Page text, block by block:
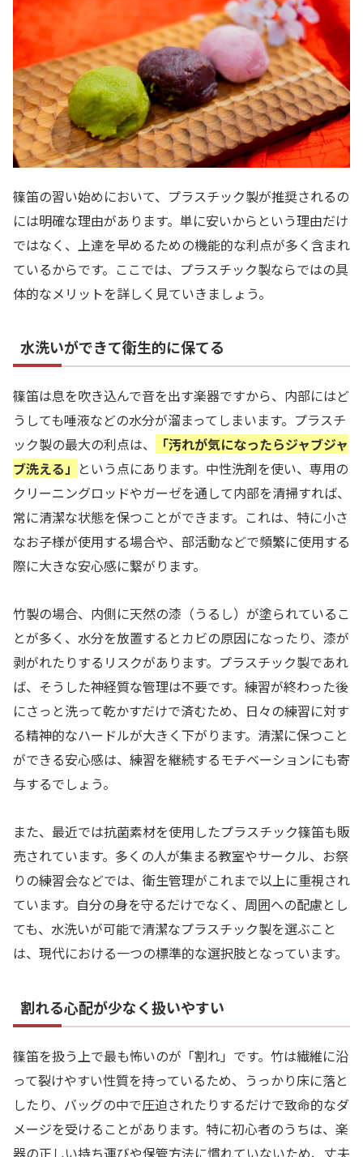
篠笛の習い始めにおいて、プラスチック製が推奨されるの
には明確な理由があります。単に安いからという理由だけ
ではなく、上達を早めるための機能的な利点が多く含まれ
ているからです。ここでは、プラスチック製ならではの具
体的なメリットを詳しく見ていきましょう。
水洗いができて衛生的に保てる
篠笛は息を吹き込んで音を出す楽器ですから、内部にはど
うしても唾液などの水分が溜まってしまいます。プラスチ
ック製の最大の利点は、
「汚れが気になったらジャブジャ
ブ洗える」 という点にあります。中性洗剤を使い、専用の
クリーニングロッドやガーゼを通して内部を清掃すれば、
常に清潔な状態を保つことができます。これは、特に小さ
なお子様が使用する場合や、部活動などで頻繁に使用する
際に大きな安心感に繋がります。
竹製の場合、内側に天然の漆（うるし）が塗られているこ
とが多く、水分を放置するとカビの原因になったり、漆が
剥がれたりするリスクがあります。プラスチック製であれ
ば、そうした神経質な管理は不要です。練習が終わった後
にさっと洗って乾かすだけで済むため、日々の練習に対す
る精神的なハードルが大きく下がります。清潔に保つこと
ができる安心感は、練習を継続するモチベーションにも寄
与するでしょう。
また、最近では抗菌素材を使用したプラスチック篠笛も販
売されています。多くの人が集まる教室やサークル、お祭
りの練習会などでは、衛生管理がこれまで以上に重視され
ています。自分の身を守るだけでなく、周囲への配慮とし
ても、水洗いが可能で清潔なプラスチック製を選ぶこと
は、現代における一つの標準的な選択肢となっています。
割れる心配が少なく扱いやすい
篠笛を扱う上で最も怖いのが「割れ」です。竹は繊維に沿
って裂けやすい性質を持っているため、うっかり床に落と
したり、バッグの中で圧迫されたりするだけで致命的なダ
メージを受けることがあります。特に初心者のうちは、楽
器の正しい持ち運びや保管方法に慣れていないため、丈夫